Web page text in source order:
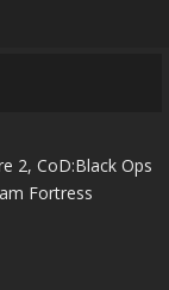
2, CoD:Black Ops
Fortress